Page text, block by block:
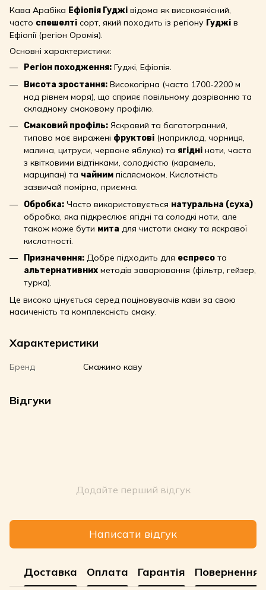
Кава Арабіка Ефіопія Гуджі відома як високоякісний,
часто спешелті сорт, який походить із регіону Гуджі в
Ефіопії (регіон Оромія).
Основні характеристики:
Регіон походження: Гуджі, Ефіопія.
Висота зростання: Високогірна (часто 1700-2200 м
над рівнем моря), що сприяє повільному дозріванню та
складному смаковому профілю.
Смаковий профіль: Яскравий та багатогранний,
типово має виражені фруктові (наприклад, чорниця,
малина, цитруси, червоне яблуко) та ягідні ноти, часто
з квітковими відтінками, солодкістю (карамель,
марципан) та чайним післясмаком. Кислотність
зазвичай помірна, приємна.
Обробка: Часто використовується натуральна (суха)
обробка, яка підкреслює ягідні та солодкі ноти, але
також може бути мита для чистоти смаку та яскравої
кислотності.
Призначення: Добре підходить для еспресо та
альтернативних методів заварювання (фільтр, гейзер,
турка).
Це високо цінується серед поціновувачів кави за свою
насиченість та комплексність смаку.
Характеристики
Бренд Смажимо каву
Відгуки
Додайте перший відгук
Написати відгук
Доставка Оплата Гарантія Повернення